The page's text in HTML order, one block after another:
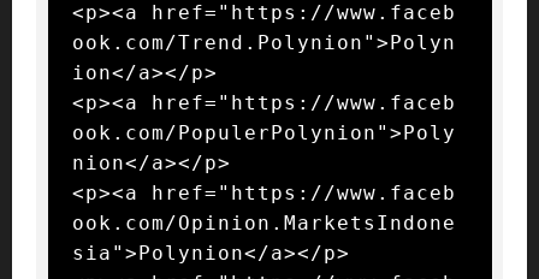
<p><a href="https://www.faceb
ook.com/Trend.Polynion">Polyn
ion</a></p>
<p><a href="https://www.faceb
ook.com/PopulerPolynion">Poly
nion</a></p>
<p><a href="https://www.faceb
ook.com/Opinion.MarketsIndone
sia">Polynion</a></p>